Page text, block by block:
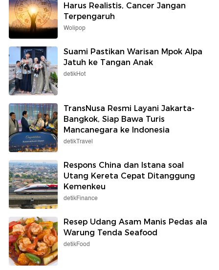
Harus Realistis, Cancer Jangan
Terpengaruh
Wolipop
Suami Pastikan Warisan Mpok Alpa
Jatuh ke Tangan Anak
detikHot
TransNusa Resmi Layani Jakarta-
Bangkok, Siap Bawa Turis
Mancanegara ke Indonesia
detikTravel
Respons China dan Istana soal
Utang Kereta Cepat Ditanggung
Kemenkeu
detikFinance
Resep Udang Asam Manis Pedas ala
Warung Tenda Seafood
detikFood